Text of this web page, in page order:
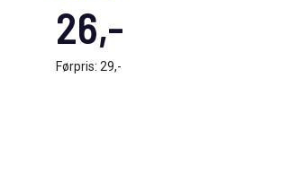
26,-
Førpris: 29,-